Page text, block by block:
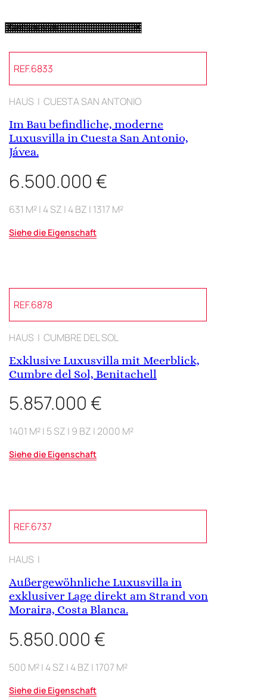
REF.6833
HAUS | CUESTA SAN ANTONIO
Im Bau befindliche, moderne
Luxusvilla in Cuesta San Antonio,
Jávea.
6.500.000 €
631 M² | 4 SZ | 4 BZ | 1317 M²
Siehe die Eigenschaft
REF.6878
HAUS | CUMBRE DEL SOL
Exklusive Luxusvilla mit Meerblick,
Cumbre del Sol, Benitachell
5.857.000 €
1401 M² | 5 SZ | 9 BZ | 2000 M²
Siehe die Eigenschaft
REF.6737
HAUS |
Außergewöhnliche Luxusvilla in
exklusiver Lage direkt am Strand von
Moraira, Costa Blanca.
5.850.000 €
500 M² | 4 SZ | 4 BZ | 1707 M²
Siehe die Eigenschaft